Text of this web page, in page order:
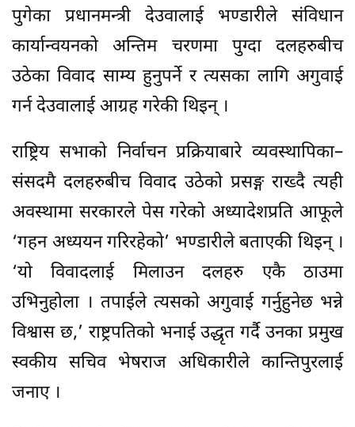
पुगेका प्रधानमन्त्री देउवालाई भण्डारीले संविधान
कार्यान्वयनको अन्तिम चरणमा पुग्दा दलहरुबीच
उठेका विवाद साम्य हुनुपर्ने र त्यसका लागि अगुवाई
गर्न देउवालाई आग्रह गरेकी थिइन् ।
राष्ट्रिय सभाको निर्वाचन प्रक्रियाबारे व्यवस्थापिका–
संसदमै दलहरुबीच विवाद उठेको प्रसङ्ग राख्दै त्यही
अवस्थामा सरकारले पेस गरेको अध्यादेशप्रति आफूले
‘गहन अध्ययन गरिरहेको’ भण्डारीले बताएकी थिइन् ।
‘यो विवादलाई मिलाउन दलहरु एकै ठाउमा
उभिनुहोला । तपाईले त्यसको अगुवाई गर्नुहुनेछ भन्ने
विश्वास छ,’ राष्ट्रपतिको भनाई उद्धृत गर्दै उनका प्रमुख
स्वकीय सचिव भेषराज अधिकारीले कान्तिपुरलाई
जनाए ।